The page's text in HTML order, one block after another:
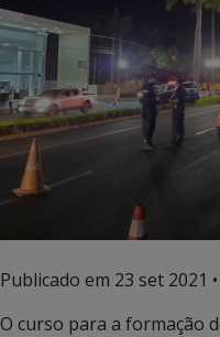
Publicado em 23 set 2021
O curso para a formação